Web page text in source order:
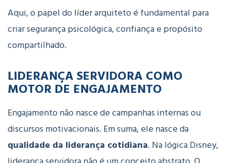
Aqui, o papel do líder arquiteto é fundamental para
criar segurança psicológica, confiança e propósito
compartilhado.
LIDERANÇA SERVIDORA COMO
MOTOR DE ENGAJAMENTO
Engajamento não nasce de campanhas internas ou
discursos motivacionais. Em suma, ele nasce da
qualidade da liderança cotidiana. Na lógica Disney,